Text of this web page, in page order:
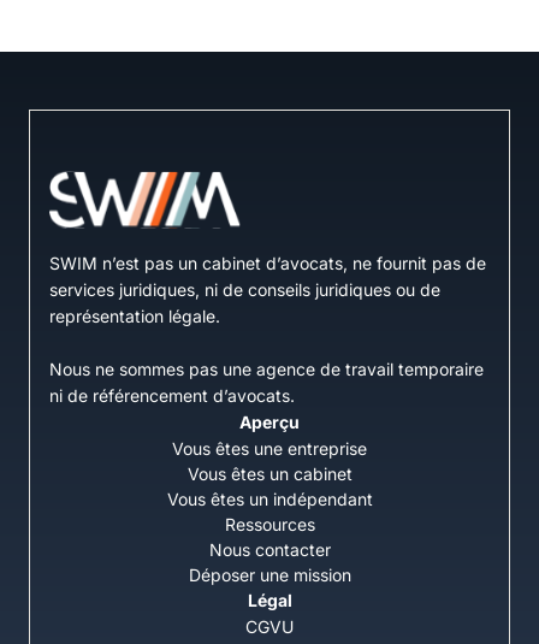
SWIM n’est pas un cabinet d’avocats, ne fournit pas de
services juridiques, ni de conseils juridiques ou de
représentation légale.
Nous ne sommes pas une agence de travail temporaire
ni de référencement d’avocats.
Aperçu
Vous êtes une entreprise
Vous êtes un cabinet
Vous êtes un indépendant
Ressources
Nous contacter
Déposer une mission
Légal
CGVU